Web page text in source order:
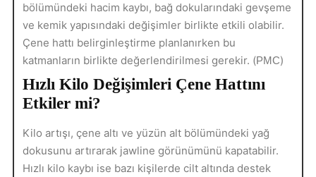
bölümündeki hacim kaybı, bağ dokularındaki gevşeme
ve kemik yapısındaki değişimler birlikte etkili olabilir.
Çene hattı belirginleştirme planlanırken bu
katmanların birlikte değerlendirilmesi gerekir. (PMC)
Hızlı Kilo Değişimleri Çene Hattını
Etkiler mi?
Kilo artışı, çene altı ve yüzün alt bölümündeki yağ
dokusunu artırarak jawline görünümünü kapatabilir.
Hızlı kilo kaybı ise bazı kişilerde cilt altında destek